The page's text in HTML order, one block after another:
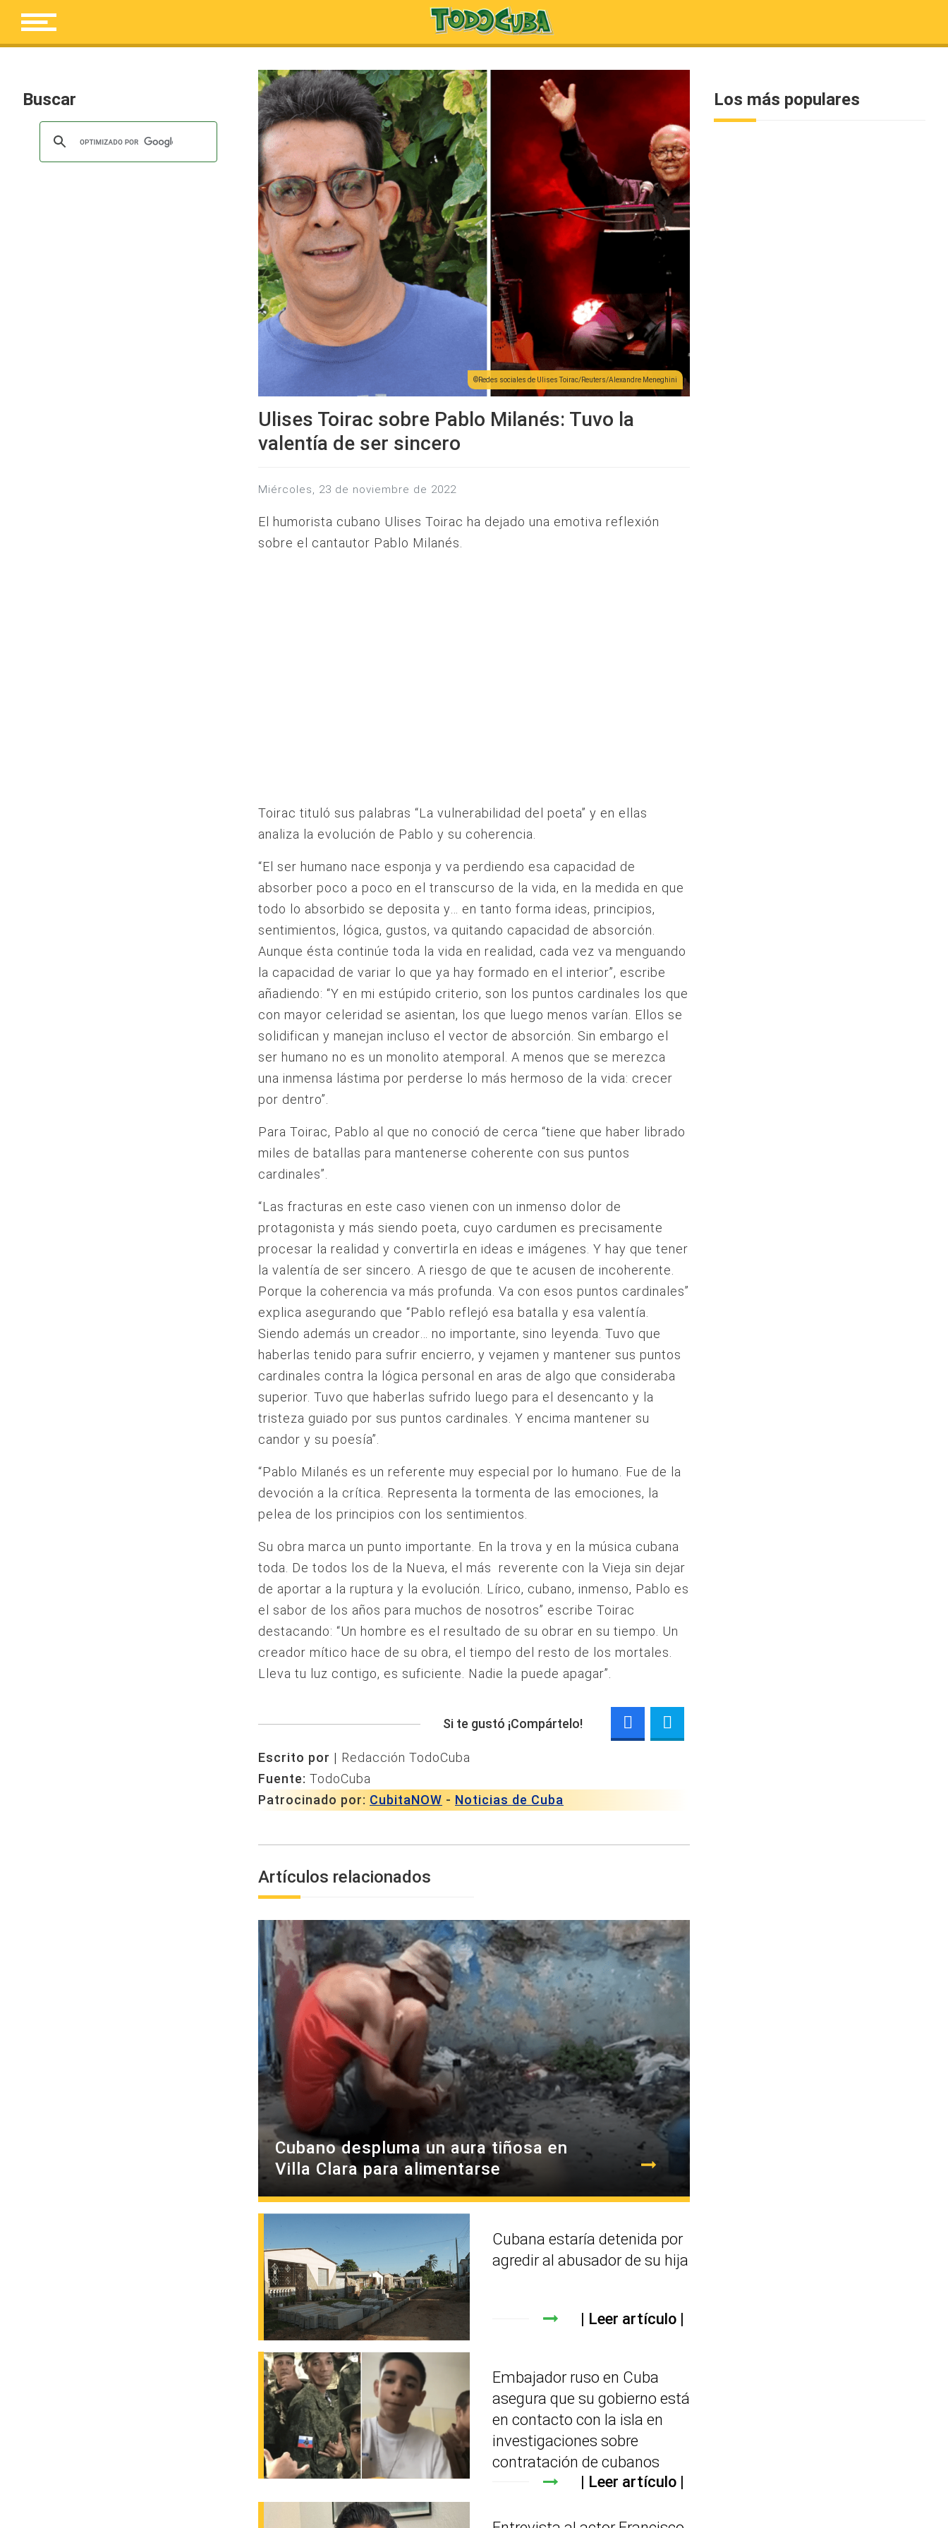
Buscar
Redes sociales de Ulises Toirac/Reuters/Alexandre Meneghini
Ulises Toirac sobre Pablo Milanés: Tuvo la
valentía de ser sincero
miércoles, 23 de noviembre de 2022
El humorista cubano Ulises Toirac ha dejado una emotiva reflexión
sobre el cantautor Pablo Milanés.
Toirac tituló sus palabras “La vulnerabilidad del poeta” y en ellas
analiza la evolución de Pablo y su coherencia.
“El ser humano nace esponja y va perdiendo esa capacidad de
absorber poco a poco en el transcurso de la vida, en la medida en que
todo lo absorbido se deposita y… en tanto forma ideas, principios,
sentimientos, lógica, gustos, va quitando capacidad de absorción.
Aunque ésta continúe toda la vida en realidad, cada vez va menguando
la capacidad de variar lo que ya hay formado en el interior”, escribe
añadiendo: “Y en mi estúpido criterio, son los puntos cardinales los que
con mayor celeridad se asientan, los que luego menos varían. Ellos se
solidifican y manejan incluso el vector de absorción. Sin embargo el
ser humano no es un monolito atemporal. A menos que se merezca
una inmensa lástima por perderse lo más hermoso de la vida: crecer
por dentro”.
Para Toirac, Pablo al que no conoció de cerca “tiene que haber librado
miles de batallas para mantenerse coherente con sus puntos
cardinales”.
“Las fracturas en este caso vienen con un inmenso dolor de
protagonista y más siendo poeta, cuyo cardumen es precisamente
procesar la realidad y convertirla en ideas e imágenes. Y hay que tener
la valentía de ser sincero. A riesgo de que te acusen de incoherente.
Porque la coherencia va más profunda. Va con esos puntos cardinales”
explica asegurando que “Pablo reflejó esa batalla y esa valentía.
Siendo además un creador… no importante, sino leyenda. Tuvo que
haberlas tenido para sufrir encierro, y vejamen y mantener sus puntos
cardinales contra la lógica personal en aras de algo que consideraba
superior. Tuvo que haberlas sufrido luego para el desencanto y la
tristeza guiado por sus puntos cardinales. Y encima mantener su
candor y su poesía”.
“Pablo Milanés es un referente muy especial por lo humano. Fue de la
devoción a la crítica. Representa la tormenta de las emociones, la
pelea de los principios con los sentimientos.
Su obra marca un punto importante. En la trova y en la música cubana
toda. De todos los de la Nueva, el más reverente con la Vieja sin dejar
de aportar a la ruptura y la evolución. Lírico, cubano, inmenso, Pablo es
el sabor de los años para muchos de nosotros” escribe Toirac
destacando: “Un hombre es el resultado de su obrar en su tiempo. Un
creador mítico hace de su obra, el tiempo del resto de los mortales.
Lleva tu luz contigo, es suficiente. Nadie la puede apagar”.
Si te gustó ¡Compártelo!
Escrito por | Redacción TodoCuba
Fuente: TodoCuba
Patrocinado por: CubitaNOW - Noticias de Cuba
Artículos relacionados
Cubano despluma un aura tiñosa en
Villa Clara para alimentarse
Cubana estaría detenida por
agredir al abusador de su hija
Leer artículo
Embajador ruso en Cuba
asegura que su gobierno está
en contacto con la isla en
investigaciones sobre
contratación de cubanos
Leer artículo
Los más populares